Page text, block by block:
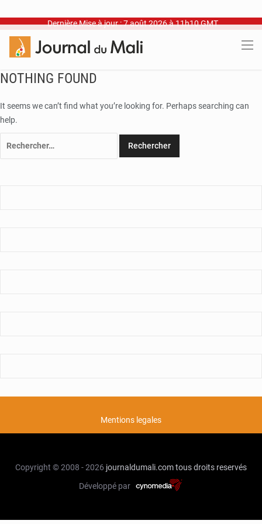
Dernière Mise à jour : 7 août 2026 à 11h10 GMT
NOTHING FOUND
It seems we can’t find what you’re looking for. Perhaps searching can
help.
Mentions legales
Copyright © 2008 - 2026 journaldumali.comtous droits reservés
Développé par